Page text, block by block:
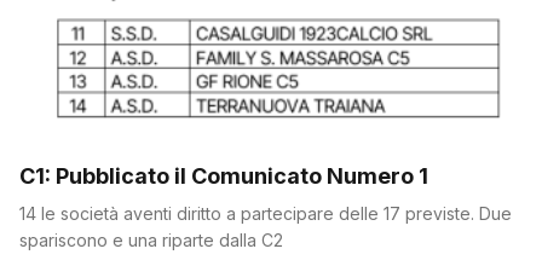
C1: Pubblicato il Comunicato Numero 1
14 le società aventi diritto a partecipare delle 17 previste. Due
spariscono e una riparte dalla C2